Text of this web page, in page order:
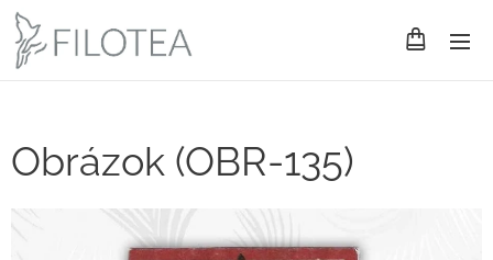
Obrázok (OBR-135)